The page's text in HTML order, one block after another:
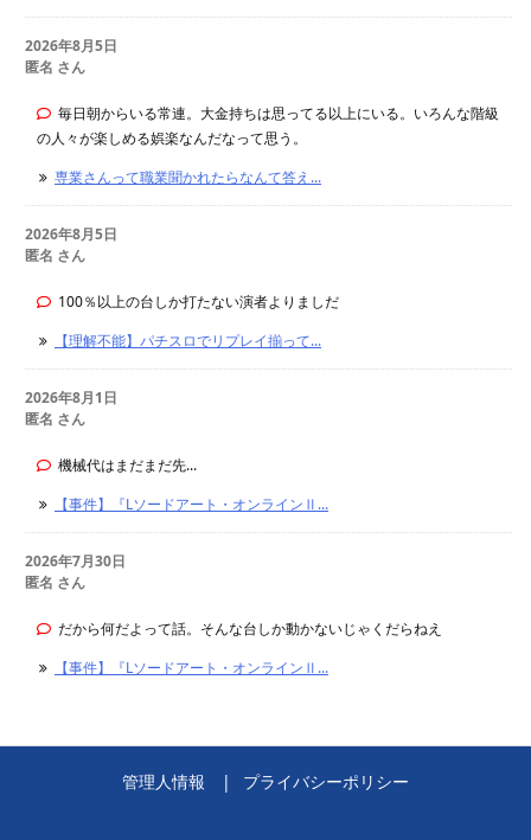
2026年8月5日
匿名 さん
毎日朝からいる常連。大金持ちは思ってる以上にいる。いろんな階級
の人々が楽しめる娯楽なんだなって思う。
専業さんって職業聞かれたらなんて答え...
2026年8月5日
匿名 さん
100％以上の台しか打たない演者よりましだ
【理解不能】パチスロでリプレイ揃って...
2026年8月1日
匿名 さん
機械代はまだまだ先...
【事件】『Lソードアート・オンラインⅡ...
2026年7月30日
匿名 さん
だから何だよって話。そんな台しか動かないじゃくだらねえ
【事件】『Lソードアート・オンラインⅡ...
管理人情報 プライバシーポリシー